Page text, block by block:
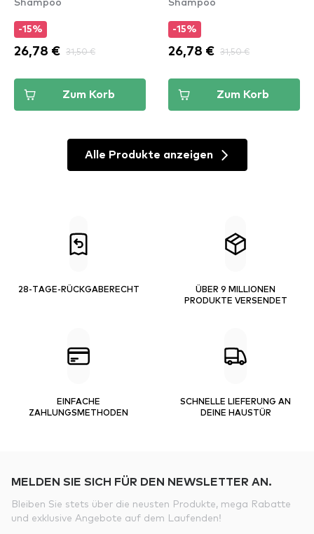
Neutralising Shampoo
-15%
26,78 € 31,50 €
Zum Korb
Shampoo
-15%
26,78 € 31,50 €
Zum Korb
Alle Produkte anzeigen
28-TAGE-RÜCKGABERECHT
ÜBER 9 MILLIONEN
PRODUKTE VERSENDET
EINFACHE
ZAHLUNGSMETHODEN
SCHNELLE LIEFERUNG AN
DEINE HAUSTÜR
MELDEN SIE SICH FÜR DEN NEWSLETTER AN.
Bleiben Sie stets über die neusten Produkte, mega Rabatte
und exklusive Angebote auf dem Laufenden!